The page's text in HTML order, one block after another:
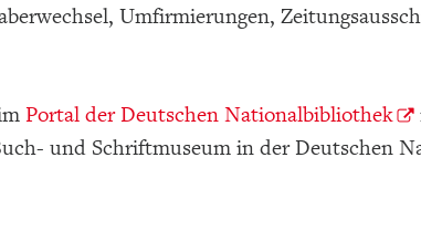
Umfirmierungen,
Portal der Deutschen Nationalbibliothek
und Schriftmuseum in der Deutschen